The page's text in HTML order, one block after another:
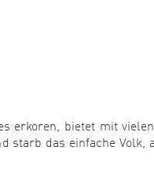
erkoren, bietet mit
das einfache Volk,